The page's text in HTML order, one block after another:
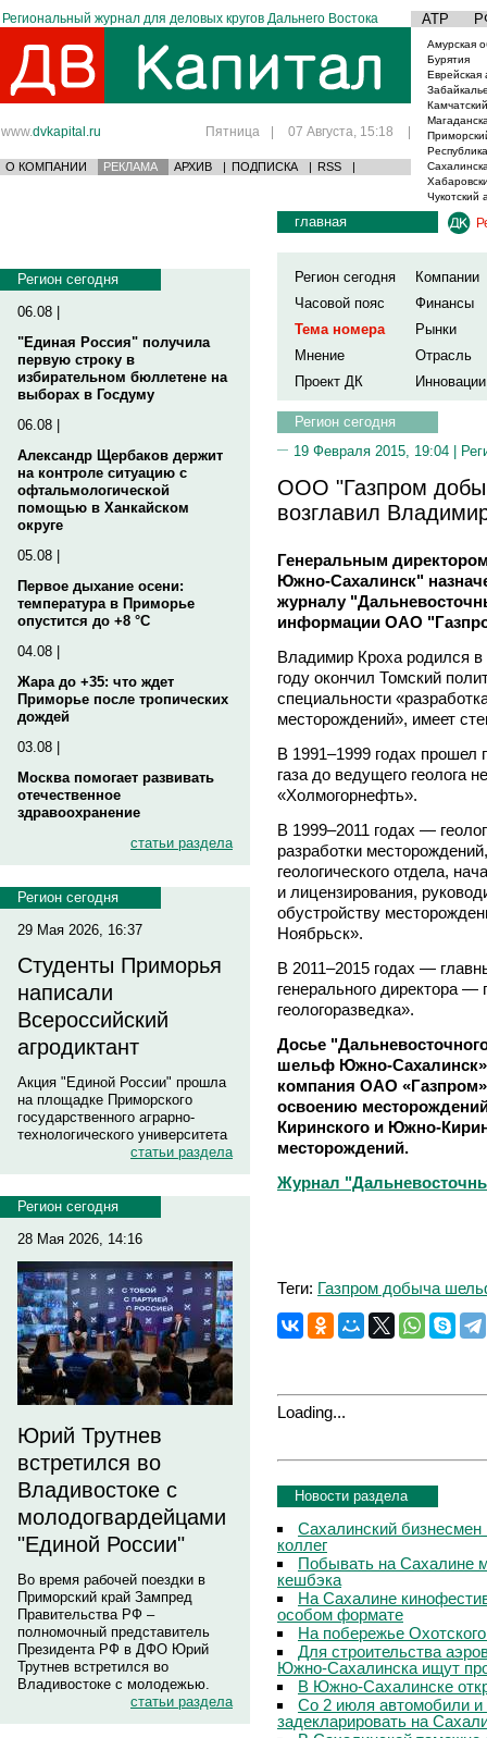
Региональный журнал для деловых кругов Дальнего Востока АТР
www.dvkapital.ru Пятница | 07 Августа, 15:18 |
О КОМПАНИИ РЕКЛАМА АРХИВ | ПОДПИСКА | RSS |
Амурская
Бурятия
Еврейская
Чукотский
Регион сегодня
06.08 |
"Единая Россия" получила
первую строку в
избирательном бюллетене на
выборах в Госдуму
06.08 |
Александр Щербаков держит
на контроле ситуацию с
офтальмологической
помощью в Ханкайском
округе
05.08 |
Первое дыхание осени:
температура в Приморье
опустится до +8 °C
04.08 |
Жара до +35: что ждет
Приморье после тропических
дождей
03.08 |
Москва помогает развивать
отечественное
здравоохранение
статьи раздела
Регион сегодня
29 Мая 2026, 16:37
Студенты Приморья
написали
Всероссийский
агродиктант
Акция "Единой России" прошла
на площадке Приморского
государственного аграрно-
технологического университета
статьи раздела
Регион сегодня
28 Мая 2026, 14:16
Юрий Трутнев
встретился во
Владивостоке с
молодогвардейцами
"Единой России"
Во время рабочей поездки в
Приморский край Зампред
Правительства РФ –
полномочный представитель
Президента РФ в ДФО Юрий
Трутнев встретился во
Владивостоке с молодежью.
статьи раздела
главная
Регион сегодня
Компании
Часовой пояс
Финансы
Тема номера
Рынки
Мнение
Отрасль
Проект ДК
Инновации
Регион сегодня
19 Февраля 2015, 19:04 |
ООО "Газпром
возглавил
Генеральным
Южно-Сахалинск"
журналу
информации ОАО
Владимир Кроха родился
году окончил Томский
специальности
месторождений», имеет
В 1991–1999 годах прошел
газа до ведущего геолога
«Холмогорнефть».
В 1999–2011 годах —
разработки
геологического отдела,
и лицензирования,
обустройству
Ноябрьск».
В 2011–2015 годах —
генерального директора
геологоразведка».
Досье
шельф Южно-Сахалинск»
компания ОАО
освоению
Киринского и Южно-
месторождений.
Журнал
Теги: Газпром добыча
Loading...
Новости раздела
Сахалинский бизнесмен
коллег
Побывать на Сахалине
кешбэка
На Сахалине
особом формате
На побережье
Для строительства
Южно-Сахалинска ищут
В Южно-Сахалинске
Со 2 июля автомобили
задекларировать на